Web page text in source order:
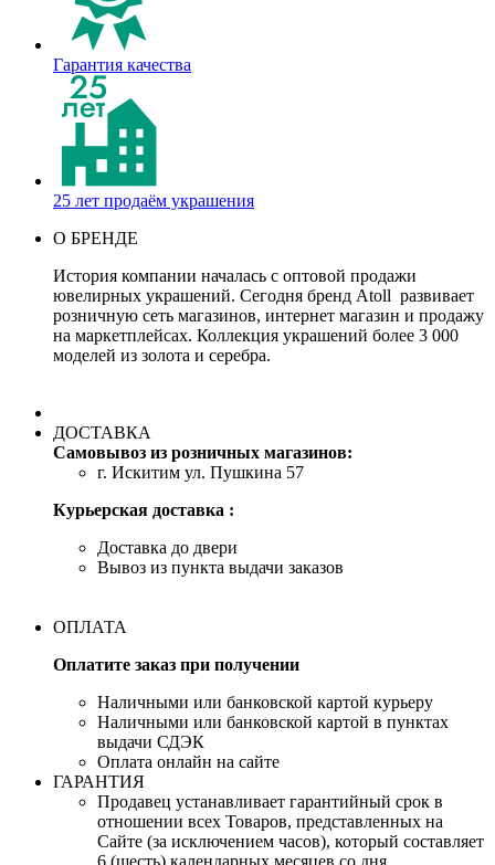
Гарантия качества
25 лет продаём украшения
О БРЕНДЕ
История компании началась с оптовой продажи
ювелирных украшений. Сегодня бренд Atoll развивает
розничную сеть магазинов, интернет магазин и продажу
на маркетплейсах. Коллекция украшений более 3 000
моделей из золота и серебра.
ДОСТАВКА
Самовывоз из розничных магазинов:
г. Искитим ул. Пушкина 57
Курьерская доставка :
Доставка до двери
Вывоз из пункта выдачи заказов
ОПЛАТА
Оплатите заказ при получении
Наличными или банковской картой курьеру
Наличными или банковской картой в пунктах
выдачи СДЭК
Оплата онлайн на сайте
ГАРАНТИЯ
Продавец устанавливает гарантийный срок в
отношении всех Товаров, представленных на
Сайте (за исключением часов), который составляет
6 (шесть) календарных месяцев со дня,